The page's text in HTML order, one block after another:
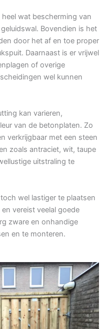
wat bescherming van
Bovendien is het
door het af en toe proper
Daarnaast is er vrijwel
of overige
wel kunnen
kan varieren,
van de betonplaten. Zo
verkrijgbaar met een steen
zoals antraciet, wit, taupe
uitstraling te
wel lastiger te plaatsen
vereist veelal goede
zware en onhandige
en te monteren.